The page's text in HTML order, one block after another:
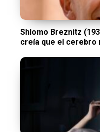
Shlomo Breznitz
creía que el cerebro